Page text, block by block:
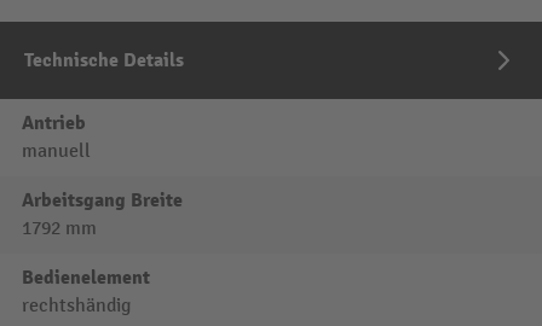
Technische Details
Antrieb
manuell
Arbeitsgang Breite
1792 mm
Bedienelement
rechtshändig